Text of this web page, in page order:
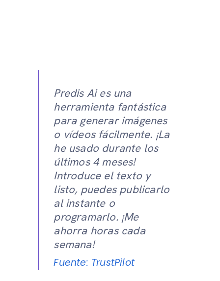
Predis Ai es una
herramienta fantástica
para generar imágenes
o vídeos fácilmente. ¡La
he usado durante los
últimos 4 meses!
Introduce el texto y
listo, puedes publicarlo
al instante o
programarlo. ¡Me
ahorra horas cada
semana!
Fuente: TrustPilot